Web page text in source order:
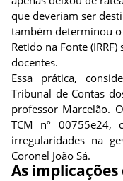
que deveriam ser
também determinou
Retido na Fonte
docentes.
Essa prática,
Tribunal de Contas
professor Marcelão.
TCM nº 00755e24,
irregularidades na
Coronel João Sá.
As